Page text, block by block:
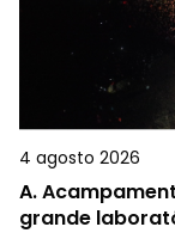
4 agosto 2026
A.
grande